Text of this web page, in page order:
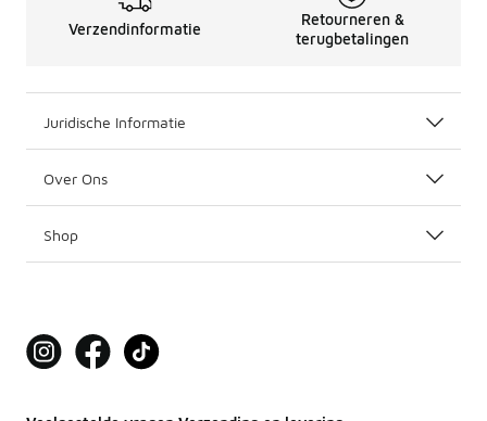
Verzendinformatie
Retourneren &
terugbetalingen
Juridische Informatie
Over Ons
Shop